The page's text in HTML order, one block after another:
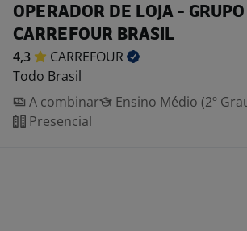
OPERADOR DE LOJA - GRUPO
CARREFOUR BRASIL
4,3
CARREFOUR
Todo Brasil
A combinar
Ensino Médio (2º
Presencial